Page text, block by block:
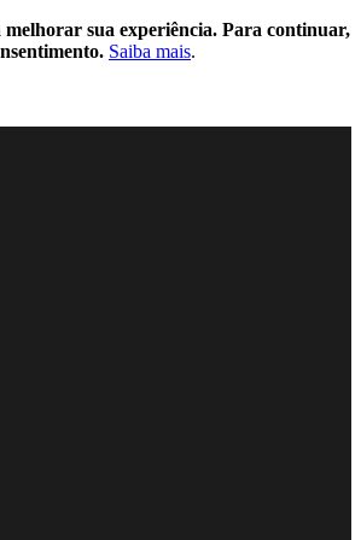
melhorar sua experiência. Para continuar,
Saiba mais.